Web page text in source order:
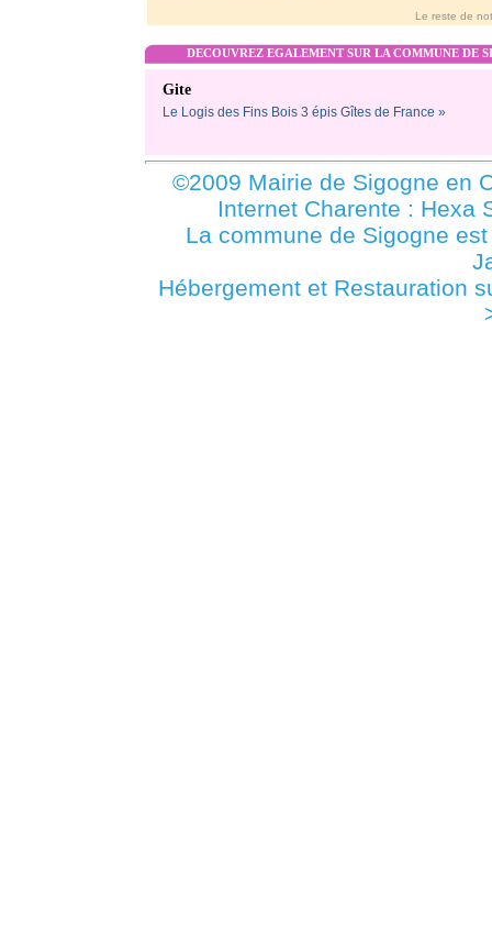
Le reste de
DECOUVREZ EGALEMENT SUR LA COMMUNE DE
Gite
Le Logis des Fins Bois 3 épis Gîtes de France »
©2009 Mairie de Sigogne en
Internet Charente : Hexa
La commune de Sigogne
Hébergement et Restauration